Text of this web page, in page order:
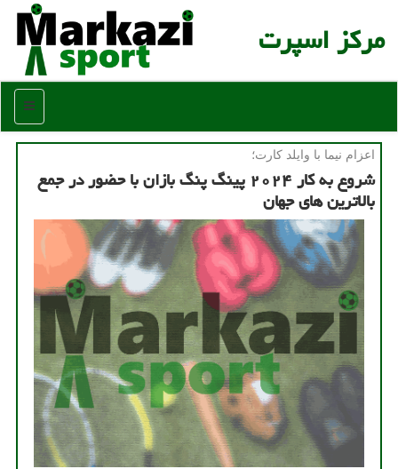
مركز اسپرت
منو
اعزام نیما با وایلد كارت؛
شروع به کار ۲۰۲۴ پینگ پنگ بازان با حضور در جمع
بالاترین های جهان